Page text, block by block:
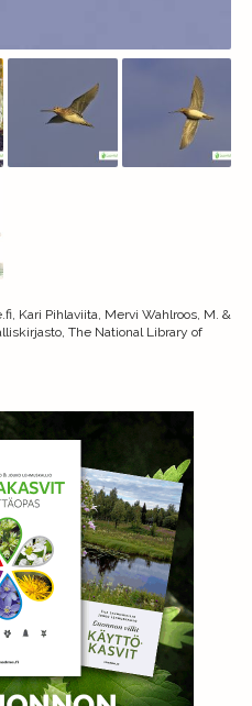
Kari Pihlaviita, Mervi Wahlroos, M. &
The National Library of